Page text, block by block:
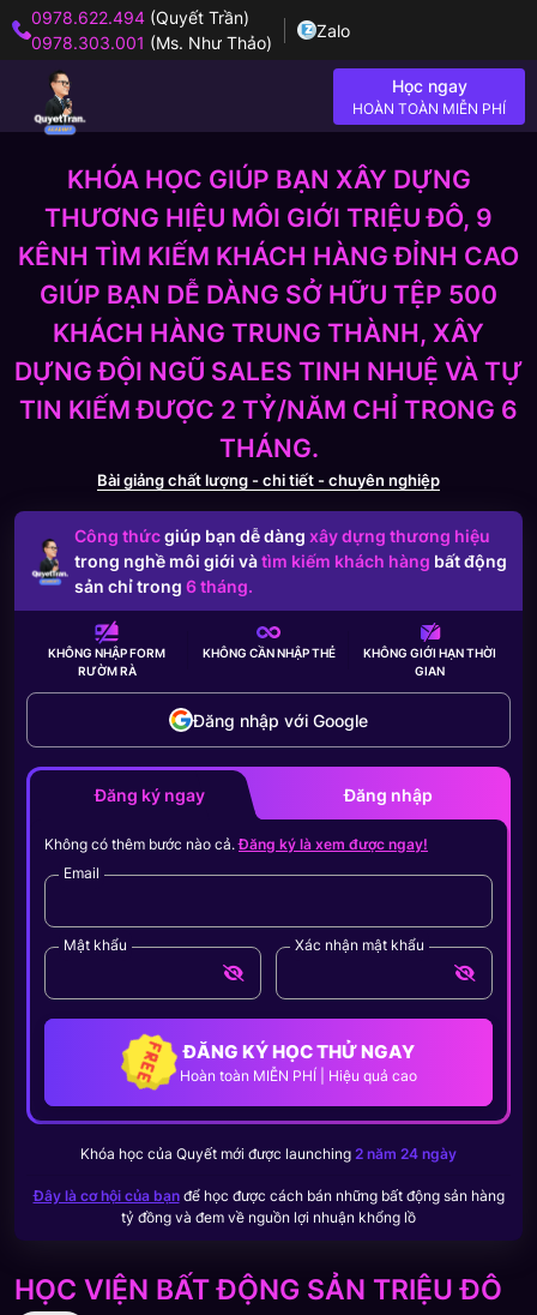
0978.622.494 (Quyết Trần)
0978.303.001 (Ms. Như Thảo)
Zalo
Học ngay
HOÀN TOÀN MIỄN PHÍ
HỌC VIỆN BẤT ĐỘNG SẢN TRIỆU ĐÔ
KHÓA HỌC GIÚP BẠN XÂY DỰNG
THƯƠNG HIỆU MÔI GIỚI TRIỆU ĐÔ, 9
KÊNH TÌM KIẾM KHÁCH HÀNG ĐỈNH CAO
GIÚP BẠN DỄ DÀNG SỞ HỮU TỆP 500
KHÁCH HÀNG TRUNG THÀNH, XÂY
DỰNG ĐỘI NGŨ SALES TINH NHUỆ VÀ TỰ
TIN KIẾM ĐƯỢC 2 TỶ/NĂM CHỈ TRONG 6
THÁNG.
Bài giảng chất lượng - chi tiết - chuyên nghiệp
Công thứcgiúp bạn dễ dàng xây dựng thương hiệu
trong nghề môi giới vàtìm kiếm khách hàng bất động
sản chỉ trong 6 tháng.
KHÔNG NHẬP FORM
RƯỜM RÀ
KHÔNG CẦNNHẬP THẺ KHÔNG GIỚI HẠNTHỜI
GIAN
Đăng nhập với Google
Đăng ký ngay Đăng nhập
Không có thêm bước nào cả.Đăng ký là xem được ngay!
Email
Mật khẩu Xác nhận mật khẩu
ĐĂNG KÝ HỌC THỬ NGAY
Hoàn toàn MIỄN PHÍ | Hiệu quả cao
Khóa học của Quyết mới được launching 2 năm 24 ngày
Đây là cơ hội của bạnđể học được cách bán những bất động sản hàng
tỷ đồng và đem về nguồn lợi nhuận khổng lồ